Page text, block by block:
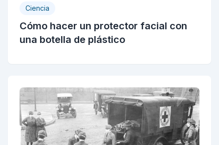
Ciencia
Cómo hacer un protector facial con
una botella de plástico